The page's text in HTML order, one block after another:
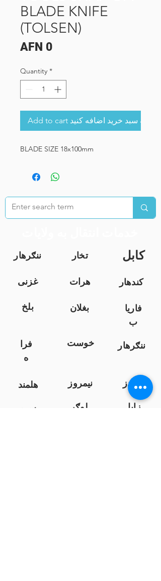
BLADE KNIFE
(TOLSEN)
AFN 0Price
Quantity *
Add to cart به سبد خرید اضافه کنید
BLADE SIZE 18x100mm
ننګرهار تخار کابل
غزنی هرات
کندهار
بلخ
بغلان
فاریا
ب
فرا
ه
خوست ننګرهار
هلمند نیمروز
کندز
سرپ
لوګر زابل